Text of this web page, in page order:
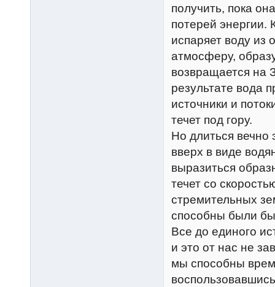
получить, пока
потерей энергии.
испаряет воду из
атмосферу,
возвращается на
результате вода
источники и
течет под гору.
Но длиться вечно
вверх в виде
выразиться
течет со
стремительных
способны были бы
Все до единого
и это от нас не
мы способны